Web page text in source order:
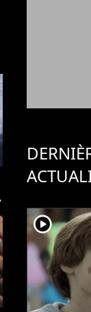
player2